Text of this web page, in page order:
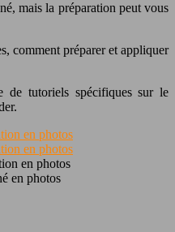
mais la préparation peut vous
comment préparer et appliquer
de tutoriels spécifiques sur le
en photos
en photos
en photos
en photos